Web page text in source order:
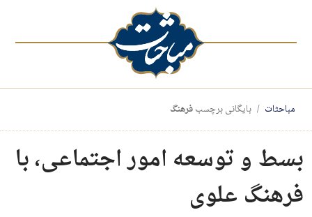
مباحثات بایگانی برچسبفرهنگ
بسط و توسعه امور اجتماعی، با
فرهنگ علوی